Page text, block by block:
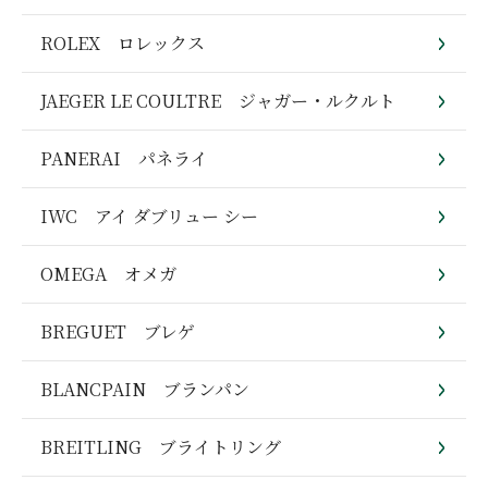
ROLEX ロレックス
JAEGER LE COULTRE ジャガー・ルクルト
PANERAI パネライ
IWC アイ ダブリュー シー
OMEGA オメガ
BREGUET ブレゲ
BLANCPAIN ブランパン
BREITLING ブライトリング